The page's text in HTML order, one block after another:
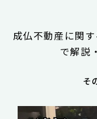
成仏不動産に関
で解説
そ